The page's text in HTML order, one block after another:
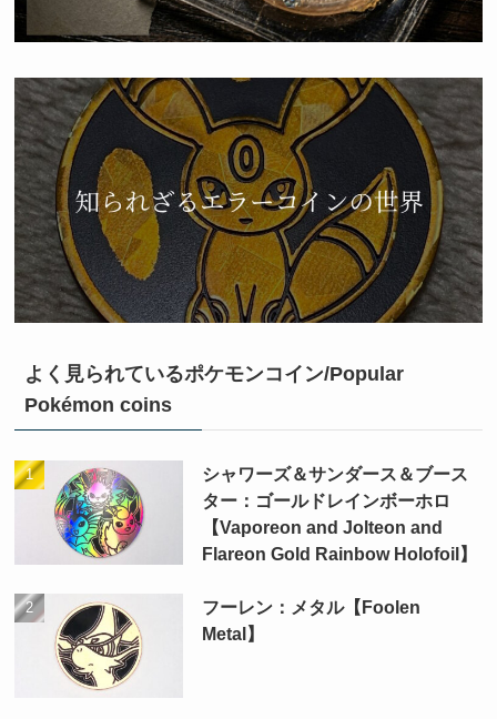
よく見られているポケモンコイン/Popular
Pokémon coins
シャワーズ＆サンダース＆ブース
ター：ゴールドレインボーホロ
【Vaporeon and Jolteon and
Flareon Gold Rainbow Holofoil】
フーレン：メタル【Foolen
Metal】